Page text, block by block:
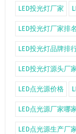
LED投光灯厂家
LED投光灯厂家排名
LED投光灯品牌排
LED投光灯源头厂
LED点光源价格
LED点光源厂家哪
LED点光源生产厂